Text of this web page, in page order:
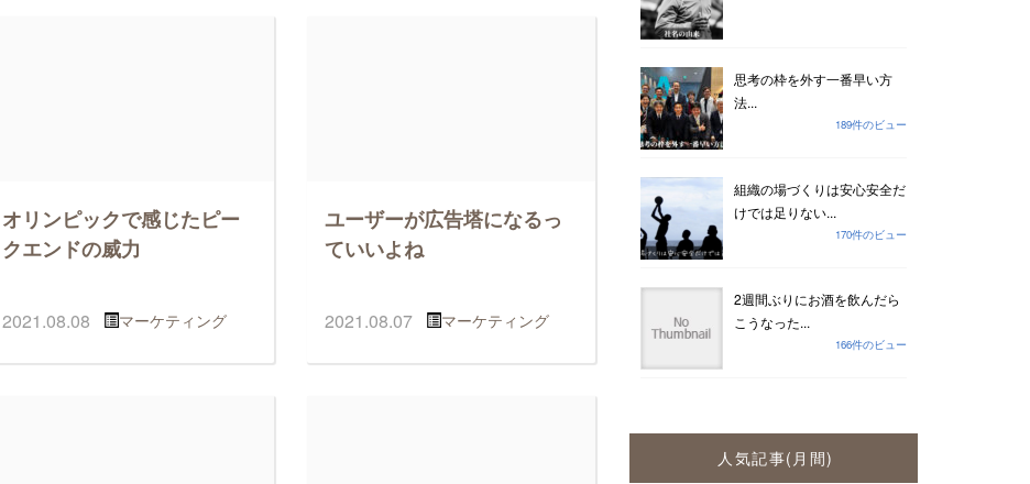
オリンピックで感じたピー
クエンドの威力
2021.08.08 マーケティング
ユーザーが広告塔になるっ
ていいよね
2021.08.07 マーケティング
思考の枠を外す一番早い方
法...
189件のビュー
組織の場づくりは安心安全だ
けでは足りない...
170件のビュー
2週間ぶりにお酒を飲んだら
こうなった...
166件のビュー
人気記事(月間)